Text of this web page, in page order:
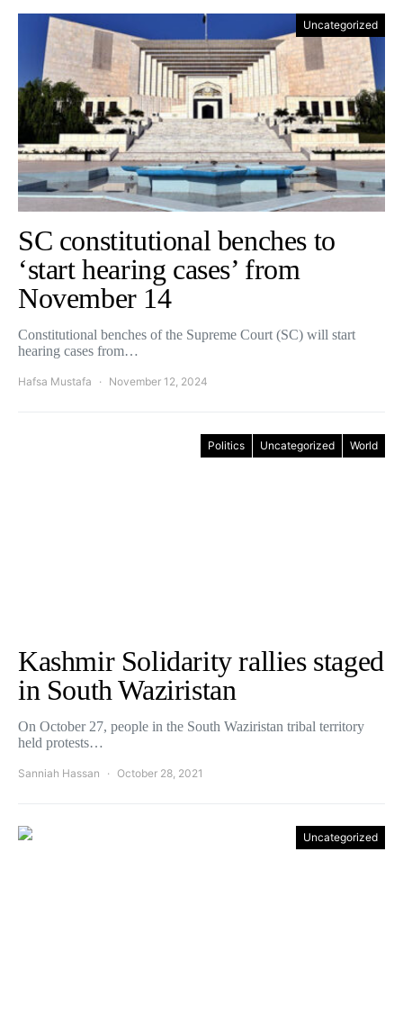
Uncategorized
SC constitutional benches to
‘start hearing cases’ from
November 14
Constitutional benches of the Supreme Court (SC) will start
hearing cases from…
Hafsa Mustafa November 12, 2024
Politics Uncategorized World
Kashmir Solidarity rallies staged
in South Waziristan
On October 27, people in the South Waziristan tribal territory
held protests…
Sanniah Hassan October 28, 2021
Uncategorized